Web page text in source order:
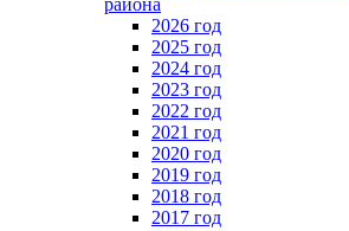
2026 год
2025 год
2024 год
2023 год
2022 год
2021 год
2020 год
2019 год
2018 год
2017 год